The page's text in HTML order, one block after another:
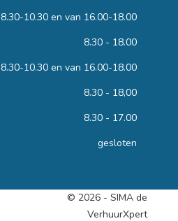
8.30-10.30 en van 16.00-18.00
8.30 - 18.00
8.30-10.30 en van 16.00-18.00
8.30 - 18,00
8.30 - 17.00
gesloten
© 2026 - SIMA de
VerhuurXpert